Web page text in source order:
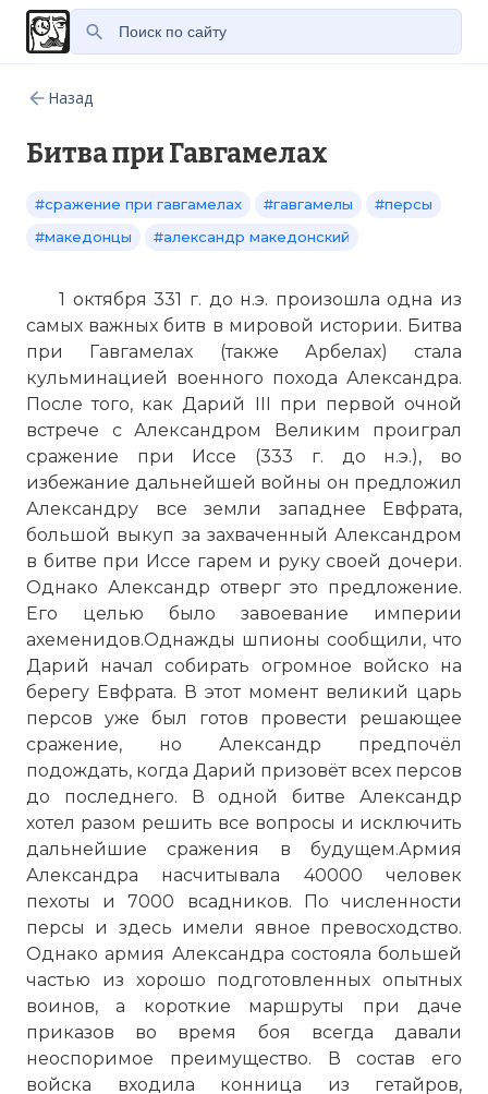
Назад
Битва при Гавгамелах
#сражение при гавгамелах #гавгамелы
#персы
#македонцы
#александр македонский
1 октября 331 г. до н.э. произошла одна из
самых важных битв в мировой истории. Битва
при Гавгамелах (также Арбелах) стала
кульминацией военного похода Александра.
После того, как Дарий III при первой очной
встрече с Александром Великим проиграл
сражение при Иссе (333 г. до н.э.), во
избежание дальнейшей войны он предложил
Александру все земли западнее Евфрата,
большой выкуп за захваченный Александром
в битве при Иссе гарем и руку своей дочери.
Однако Александр отверг это предложение.
Его целью было завоевание империи
ахеменидов.Однажды шпионы сообщили, что
Дарий начал собирать огромное войско на
берегу Евфрата. В этот момент великий царь
персов уже был готов провести решающее
сражение, но Александр предпочёл
подождать, когда Дарий призовёт всех персов
до последнего. В одной битве Александр
хотел разом решить все вопросы и исключить
дальнейшие сражения в будущем.Армия
Александра насчитывала 40000 человек
пехоты и 7000 всадников. По численности
персы и здесь имели явное превосходство.
Однако армия Александра состояла большей
частью из хорошо подготовленных опытных
воинов, а короткие маршруты при даче
приказов во время боя всегда давали
неоспоримое преимущество. В состав его
войска входила конница из гетайров,